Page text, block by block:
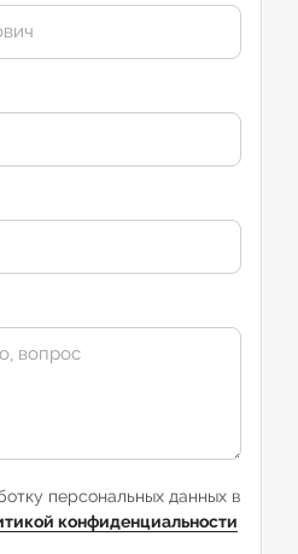
персональных данных в
конфиденциальности